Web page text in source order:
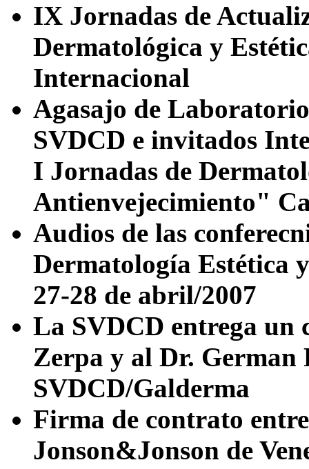
IX Jornadas de
Dermatológica y
Internacional
Agasajo de
SVDCD e invitados
I Jornadas de
Antienvejecimiento"
Audios de las
Dermatología Estética
27-28 de abril/2007
La SVDCD entrega un
Zerpa y al Dr. German
SVDCD/Galderma
Firma de contrato
Jonson&Jonson de